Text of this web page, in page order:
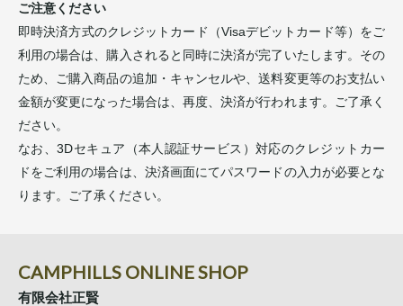
ご注意ください
即時決済方式のクレジットカード（Visaデビットカード等）をご
利用の場合は、購入されると同時に決済が完了いたします。その
ため、ご購入商品の追加・キャンセルや、送料変更等のお支払い
金額が変更になった場合は、再度、決済が行われます。ご了承く
ださい。
なお、3Dセキュア（本人認証サービス）対応のクレジットカー
ドをご利用の場合は、決済画面にてパスワードの入力が必要とな
ります。ご了承ください。
CAMPHILLS ONLINE SHOP
有限会社正賢